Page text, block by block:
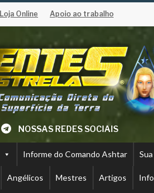
Loja Online Apoio ao trabalho
NOSSAS REDES SOCIAIS
Informe do Comando Ashtar
Angélicos Mestres Artigos